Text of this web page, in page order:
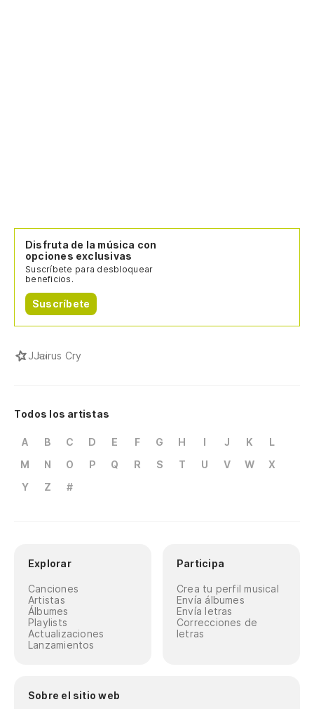
Disfruta de la música con
opciones exclusivas
Suscríbete para desbloquear
beneficios.
Suscríbete
JJairus Cry
Todos los artistas
A B C D E F G H I J K
L
M
N O P Q R S T U V W
X
Y
Z #
Explorar
Canciones
Artistas
Álbumes
Playlists
Actualizaciones
Lanzamientos
Participa
Crea tu perfil musical
Envía álbumes
Envía letras
Correcciones de
letras
Sobre el sitio web